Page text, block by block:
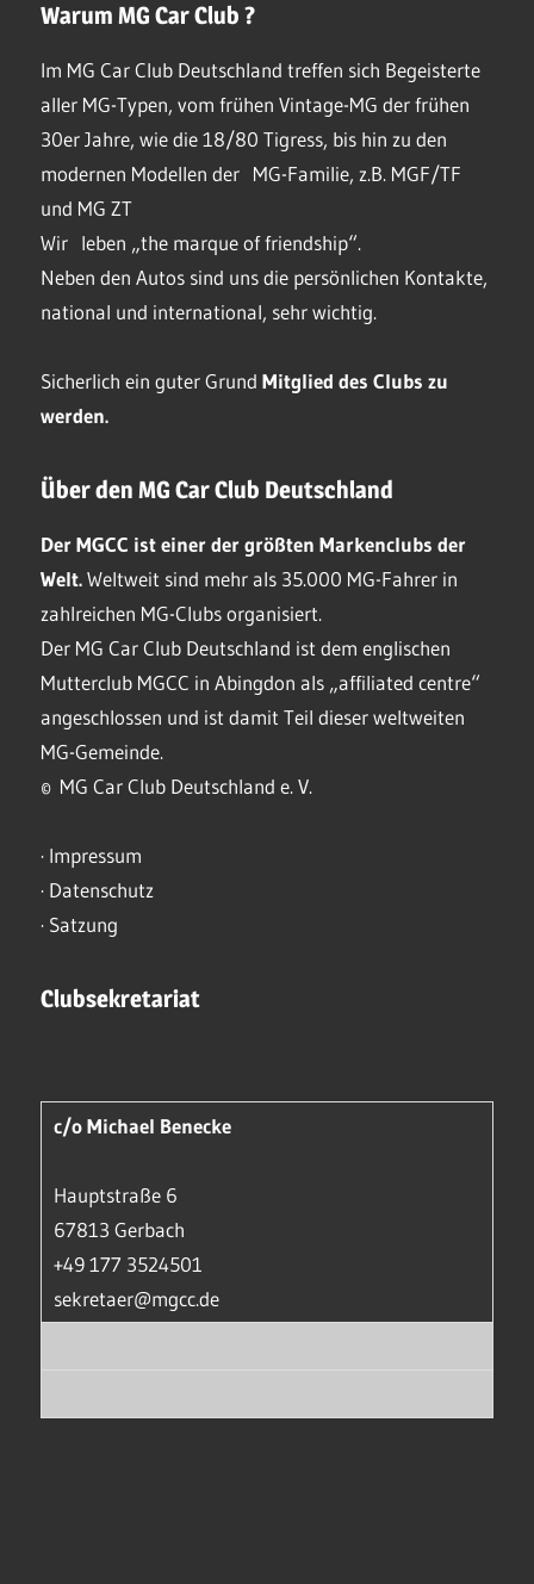
Warum MG Car Club ?
Im MG Car Club Deutschland treffen sich Begeisterte
aller MG-Typen, vom frühen Vintage-MG der frühen
30er Jahre, wie die 18/80 Tigress, bis hin zu den
modernen Modellen der MG-Familie, z.B. MGF/TF
und MG ZT
Wir leben „the marque of friendship“.
Neben den Autos sind uns die persönlichen Kontakte,
national und international, sehr wichtig.
Sicherlich ein guter Grund Mitglied des Clubs zu
werden.
Über den MG Car Club Deutschland
Der MGCC ist einer der größten Markenclubs der
Welt.Weltweit sind mehr als 35.000 MG-Fahrer in
zahlreichen MG-Clubs organisiert.
Der MG Car Club Deutschland ist dem englischen
Mutterclub MGCC in Abingdon als „affiliated centre“
angeschlossen und ist damit Teil dieser weltweiten
MG-Gemeinde.
© MG Car Club Deutschland e. V.
· Impressum
· Datenschutz
· Satzung
Clubsekretariat
c/o Michael Benecke
Hauptstraße 6
67813 Gerbach
+49 177 3524501
sekretaer@mgcc.de